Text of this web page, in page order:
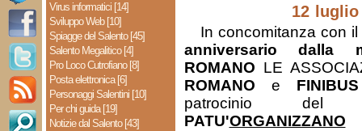
Virus informatici [14]
Sviluppo Web [10]
Spiagge del Salento [45]
Salento Megalitico [4]
Pro Loco Cutrofiano [8]
Posta elettronica [6]
Personaggi Salentini [10]
Per chi guida [19]
Notizie dal Salento [43]
12 luglio
In concomitanza con
anniversario dalla
ROMANO LE
ROMANO e
patrocinio
PATU'ORGANIZZANO